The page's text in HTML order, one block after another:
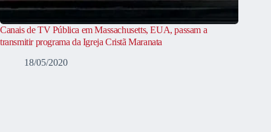
Canais de TV Pública em Massachusetts, EUA, passam a
transmitir programa da Igreja Cristã Maranata
18/05/2020